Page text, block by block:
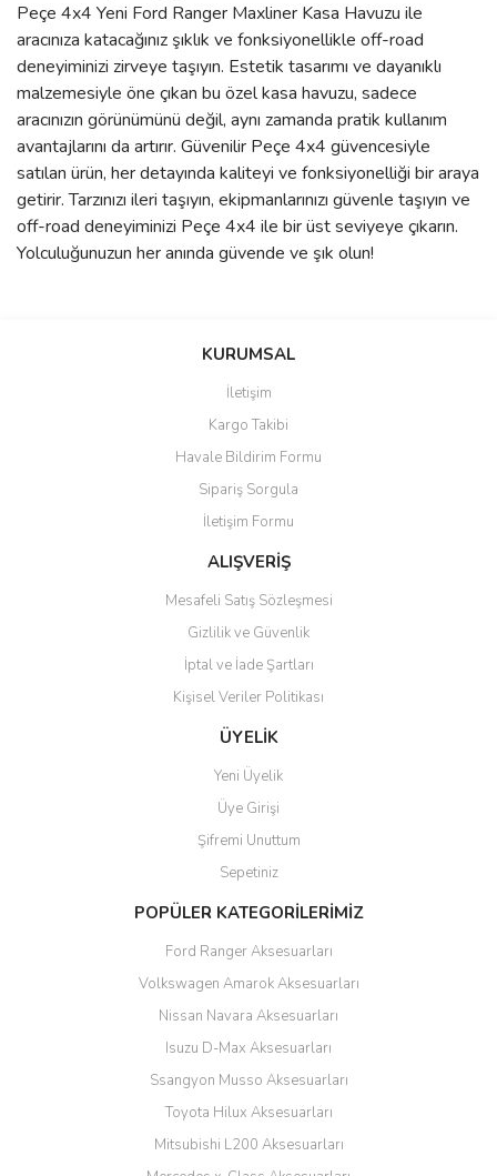
Peçe 4x4 Yeni Ford Ranger Maxliner Kasa Havuzu ile
aracınıza katacağınız şıklık ve fonksiyonellikle off-road
deneyiminizi zirveye taşıyın. Estetik tasarımı ve dayanıklı
malzemesiyle öne çıkan bu özel kasa havuzu, sadece
aracınızın görünümünü değil, aynı zamanda pratik kullanım
avantajlarını da artırır. Güvenilir Peçe 4x4 güvencesiyle
satılan ürün, her detayında kaliteyi ve fonksiyonelliği bir araya
getirir. Tarzınızı ileri taşıyın, ekipmanlarınızı güvenle taşıyın ve
off-road deneyiminizi Peçe 4x4 ile bir üst seviyeye çıkarın.
Yolculuğunuzun her anında güvende ve şık olun!
Bu ürüne ilk yorumu siz yapın!
Ürün resmi kalitesiz, bozuk veya görüntülenemiyor.
Ürün açıklamasında eksik bilgiler bulunuyor.
Ürün bilgilerinde hatalar bulunuyor.
Ürün fiyatı diğer sitelerden daha pahalı.
Bu ürüne benzer farklı alternatifler olmalı.
Gönder
KURUMSAL
İletişim
Kargo Takibi
Havale Bildirim Formu
Sipariş Sorgula
İletişim Formu
ALIŞVERİŞ
Mesafeli Satış Sözleşmesi
Gizlilik ve Güvenlik
İptal ve İade Şartları
Kişisel Veriler Politikası
ÜYELİK
Yeni Üyelik
Üye Girişi
Şifremi Unuttum
Sepetiniz
POPÜLER KATEGORİLERİMİZ
Ford Ranger Aksesuarları
Volkswagen Amarok Aksesuarları
Nissan Navara Aksesuarları
Isuzu D-Max Aksesuarları
Ssangyon Musso Aksesuarları
Toyota Hilux Aksesuarları
Mitsubishi L200 Aksesuarları